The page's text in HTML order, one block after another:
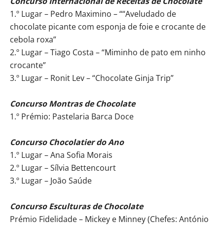
1.º Lugar – Pedro Maximino – ““Aveludado de
chocolate picante com esponja de foie e crocante de
cebola roxa”
2.º Lugar – Tiago Costa – “Miminho de pato em ninho
crocante”
3.º Lugar – Ronit Lev – “Chocolate Ginja Trip”
Concurso Montras de Chocolate
1.º Prémio: Pastelaria Barca Doce
Concurso Chocolatier do Ano
1.º Lugar – Ana Sofia Morais
2.º Lugar – Sílvia Bettencourt
3.º Lugar – João Saúde
Concurso Esculturas de Chocolate
Prémio Fidelidade – Mickey e Minney (Chefes: António